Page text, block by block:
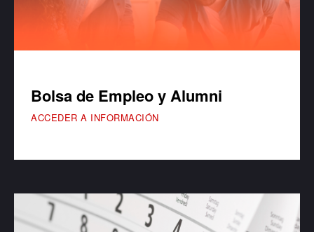
Bolsa de Empleo y Alumni
ACCEDER A INFORMACIÓN